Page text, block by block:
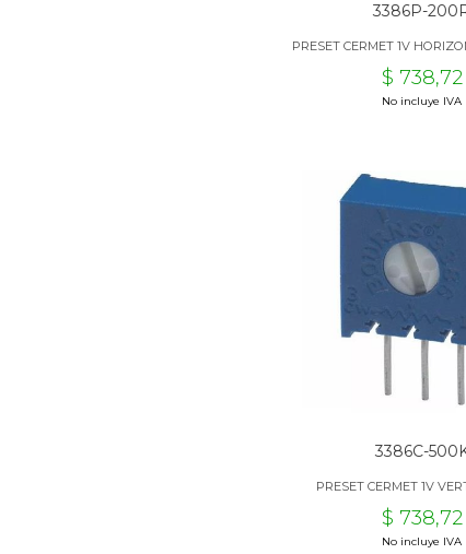
3386P-
PRESET CERMET 1V
$ 738,72
No incluye IVA
3386C-
PRESET CERMET 1V
$ 738,72
No incluye IVA